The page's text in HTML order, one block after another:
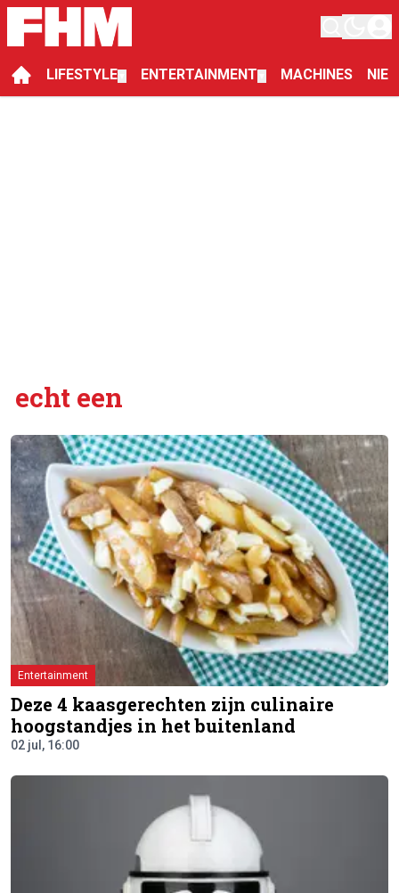
LIFESTYLE ENTERTAINMENT MACHINES
echt een
Entertainment
Deze 4 kaasgerechten zijn culinaire
hoogstandjes in het buitenland
02 jul, 16:00